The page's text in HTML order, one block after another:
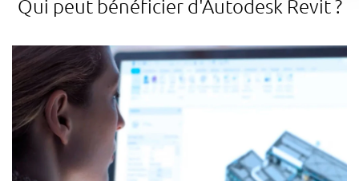
Qui peut bénéficier d'Autodesk Revit ?